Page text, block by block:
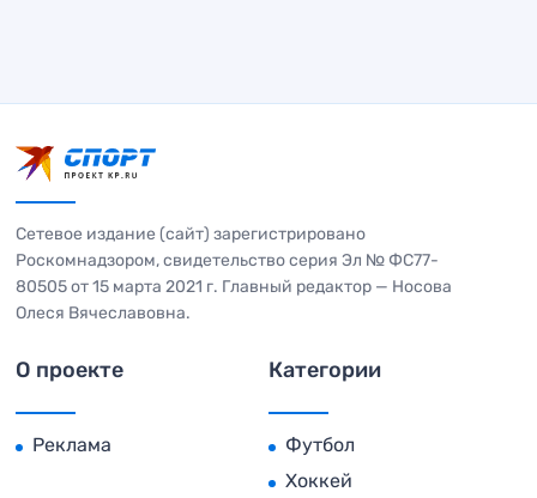
Сетевое издание (сайт) зарегистрировано
Роскомнадзором, свидетельство серия Эл № ФС77-
80505 от 15 марта 2021 г. Главный редактор — Носова
Олеся Вячеславовна.
О проекте
Реклама
Категории
Футбол
Хоккей